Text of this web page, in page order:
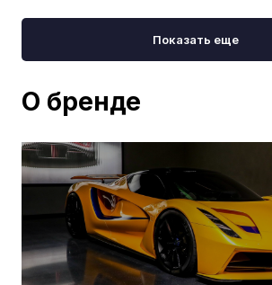
Показать еще
О бренде